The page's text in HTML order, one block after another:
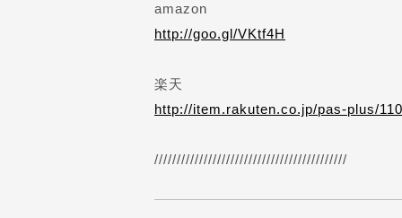
amazon
http://goo.gl/VKtf4H
楽天
http://item.rakuten.co.jp/pas-plus/
///////////////////////////////////////////